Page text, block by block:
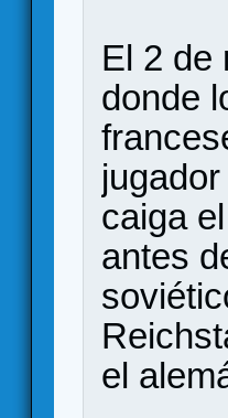
El 2 de
donde
caiga
antes
el